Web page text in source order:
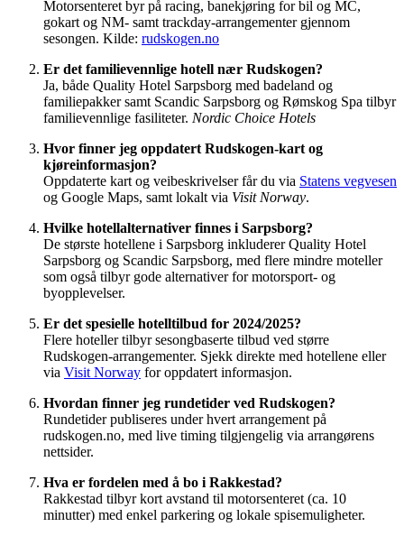
Motorsenteret byr på racing, banekjøring for bil og MC,
gokart og NM- samt trackday-arrangementer gjennom
sesongen. Kilde: rudskogen.no
Er det familievennlige hotell nær Rudskogen?
Ja, både Quality Hotel Sarpsborg med badeland og
familiepakker samt Scandic Sarpsborg og Rømskog Spa tilbyr
familievennlige fasiliteter. Nordic Choice Hotels
Hvor finner jeg oppdatert Rudskogen-kart og
kjøreinformasjon?
Oppdaterte kart og veibeskrivelser får du via Statens vegvesen
og Google Maps, samt lokalt via Visit Norway.
Hvilke hotellalternativer finnes i Sarpsborg?
De største hotellene i Sarpsborg inkluderer Quality Hotel
Sarpsborg og Scandic Sarpsborg, med flere mindre moteller
som også tilbyr gode alternativer for motorsport- og
byopplevelser.
Er det spesielle hotelltilbud for 2024/2025?
Flere hoteller tilbyr sesongbaserte tilbud ved større
Rudskogen-arrangementer. Sjekk direkte med hotellene eller
via Visit Norway for oppdatert informasjon.
Hvordan finner jeg rundetider ved Rudskogen?
Rundetider publiseres under hvert arrangement på
rudskogen.no, med live timing tilgjengelig via arrangørens
nettsider.
Hva er fordelen med å bo i Rakkestad?
Rakkestad tilbyr kort avstand til motorsenteret (ca. 10
minutter) med enkel parkering og lokale spisemuligheter.